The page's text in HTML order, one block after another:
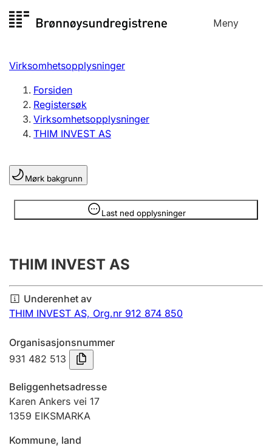
til
Meny
Registersøk
Aksjeselskap
Enkeltpersonforetak
Registrere, endre, slette
Lag og forening
Registrere, endre, slette
Årsregnskap
Innsending og forsinkelsesgebyr
Tinglysing
Jeger
Betaling og jegeravgiftskort
Virksomhetsopplysninger
Forsiden
Registersøk
Virksomhetsopplysninger
THIM INVEST AS
Mørk bakgrunn
Last ned opplysninger
Opplysninger er skjult
THIM INVEST AS
Underenhet av
THIM INVEST AS, Org.nr 912 874 850
Organisasjonsnummer
931 482 513
Beliggenhetsadresse
Karen Ankers vei 17
1359 EIKSMARKA
Kommune, land